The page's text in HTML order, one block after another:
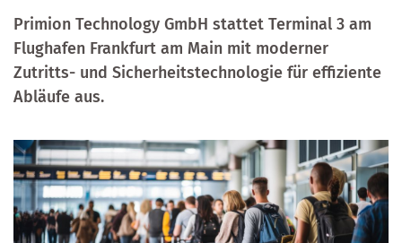
Primion Technology GmbH stattet Terminal 3 am
Flughafen Frankfurt am Main mit moderner
Zutritts- und Sicherheitstechnologie für effiziente
Abläufe aus.